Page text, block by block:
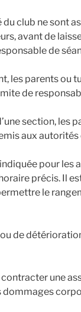
club ne sont
avant de
de
les parents ou
de
section,
aux
pour les
précis. Il
le
de
une